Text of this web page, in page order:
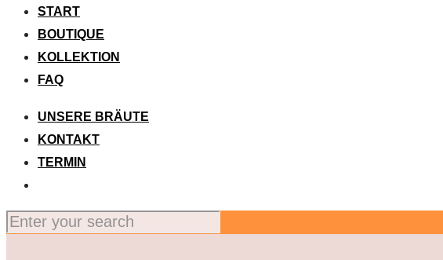
START
BOUTIQUE
KOLLEKTION
FAQ
UNSERE BRÄUTE
KONTAKT
TERMIN